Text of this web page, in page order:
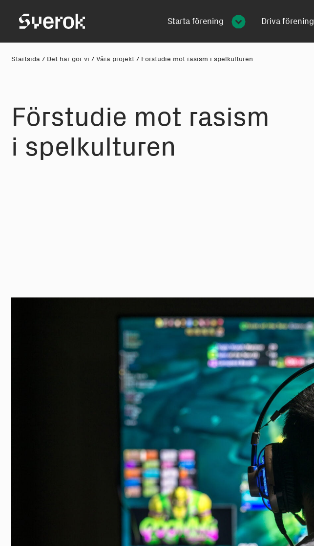
Sverok Starta förening Driva förening
Startsida / Det här gör vi / Våra projekt / Förstudie mot rasism i spelkulturen
Förstudie mot rasism
i spelkulturen